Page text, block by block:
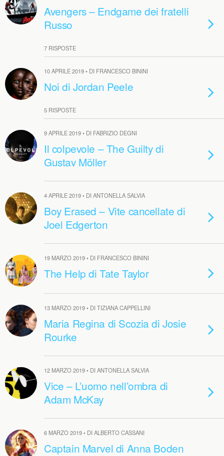
Avengers – Endgame dei fratelli
Russo
7 RISPOSTE
10 APRILE 2019 • DI FRANCESCO BININI
Noi di Jordan Peele
5 RISPOSTE
9 APRILE 2019 • DI FABRIZIO DEGNI
Il colpevole – The Guilty di
Gustav Möller
4 APRILE 2019 • DI ANTONELLA SALVIA
Boy Erased – Vite cancellate di
Joel Edgerton
19 MARZO 2019 • DI FRANCESCO BININI
The Help di Tate Taylor
13 MARZO 2019 • DI TIZIANA CAPPELLINI
Maria Regina di Scozia di Josie
Rourke
12 MARZO 2019 • DI ANTONELLA SALVIA
Vice – L’uomo nell’ombra di
Adam McKay
6 MARZO 2019 • DI ALBERTO CASSANI
Captain Marvel di Anna Boden